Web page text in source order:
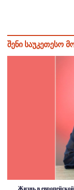
შენი საუკეთესო